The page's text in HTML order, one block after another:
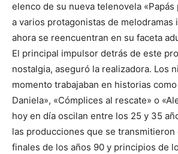
elenco de su nueva telenovela
a varios protagonistas de melodramas
ahora se reencuentran en su faceta
El principal impulsor detrás de este
nostalgia, aseguró la realizadora. Los
momento trabajaban en historias
Daniela», «Cómplices al rescate» o
hoy en día oscilan entre los 25 y 35
las producciones que se transmitieron
finales de los años 90 y principios de